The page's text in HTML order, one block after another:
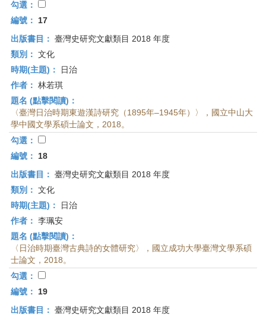
勾選：
編號：
17
出版書目： 臺灣史研究文獻類目 2018 年度
類別： 文化
時期(主題)：
日治
作者： 林若琪
題名 (點擊閱讀)：
〈臺灣日治時期東遊漢詩研究（1895年–1945年）〉，國立中山大
學中國文學系碩士論文，2018。
勾選：
編號：
18
出版書目： 臺灣史研究文獻類目 2018 年度
類別： 文化
時期(主題)：
日治
作者： 李珮安
題名 (點擊閱讀)：
〈日治時期臺灣古典詩的女體研究〉，國立成功大學臺灣文學系碩
士論文，2018。
勾選：
編號：
19
出版書目： 臺灣史研究文獻類目 2018 年度